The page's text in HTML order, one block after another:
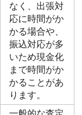
なく、出張対
応に時間がか
かる場合や、
振込対応が多
いため現金化
まで時間がか
かることがあ
ります。